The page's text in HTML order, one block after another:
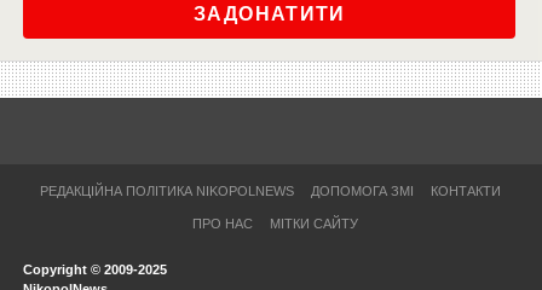
ЗАДОНАТИТИ
РЕДАКЦІЙНА ПОЛІТИКА NIKOPOLNEWS ДОПОМОГА ЗМІ КОНТАКТИ
ПРО НАС МІТКИ САЙТУ
Copyright © 2009-2025